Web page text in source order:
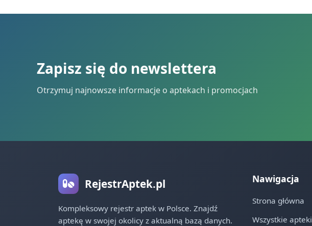
Zapisz się do newslettera
Otrzymuj najnowsze informacje o aptekach i promocjach
RejestrAptek.pl
Kompleksowy rejestr aptek w Polsce. Znajdź
aptekę w swojej okolicy z aktualną bazą danych.
Nawigacja
Strona główna
Wszystkie apteki